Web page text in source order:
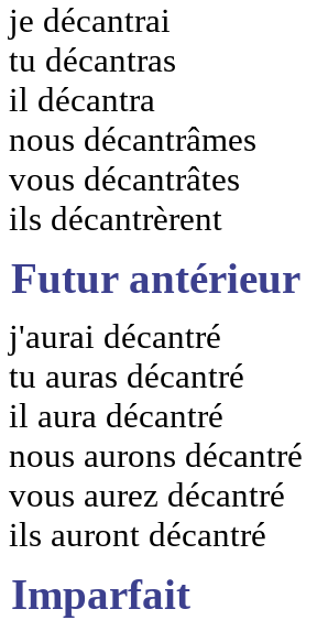
je décantrai
tu décantras
il décantra
nous décantrâmes
vous décantrâtes
ils décantrèrent
Futur antérieur
j'aurai décantré
tu auras décantré
il aura décantré
nous aurons décantré
vous aurez décantré
ils auront décantré
Imparfait